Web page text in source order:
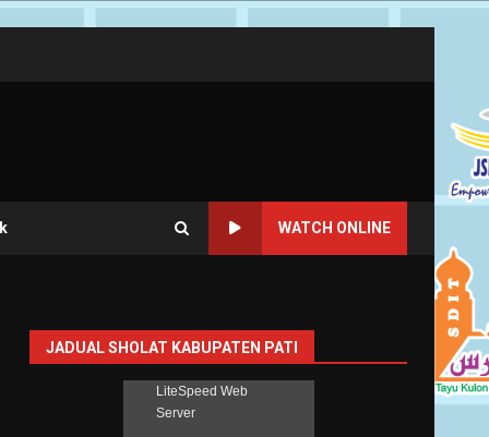
WATCH ONLINE
JADUAL SHOLAT KABUPATEN PATI